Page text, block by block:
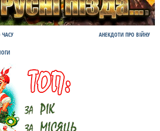
ЧАСУ АНЕКДОТИ ПРО ВІЙНУ